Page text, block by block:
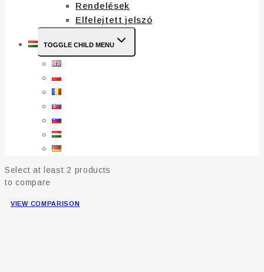
Rendelések
Elfelejtett jelszó
TOGGLE CHILD MENU
Select at least 2 products
to compare
VIEW COMPARISON